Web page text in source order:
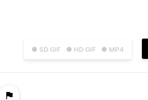
● SD GIF ● HD GIF ● MP4